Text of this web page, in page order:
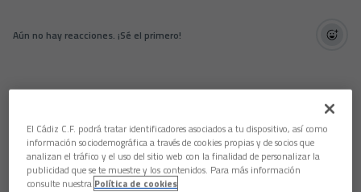
Aún no hay reacciones. ¡Sé el primero!
El Cádiz C.F. podrá tratar identificadores asociados a tu dispositivo, así como
información sociodemográfica a través de cookies propias y de socios que
analizan el tráfico y el uso del sitio web con la finalidad de personalizar la
publicidad que se te muestre y los contenidos. Para más información
consulte nuestra Política de cookies